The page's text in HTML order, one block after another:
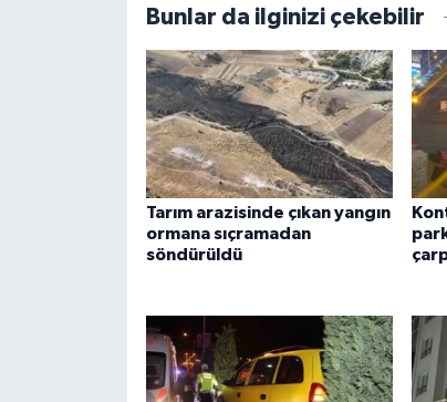
Bunlar da ilginizi çekebilir
Tarım arazisinde çıkan yangın
ormana sıçramadan
söndürüldü